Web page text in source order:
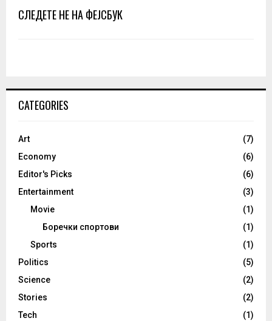
СЛЕДЕТЕ НЕ НА ФЕЈСБУК
CATEGORIES
Art
(7)
Economy
(6)
Editor's Picks
(6)
Entertainment
(3)
Movie
(1)
Боречки спортови
(1)
Sports
(1)
Politics
(5)
Science
(2)
Stories
(2)
Tech
(1)